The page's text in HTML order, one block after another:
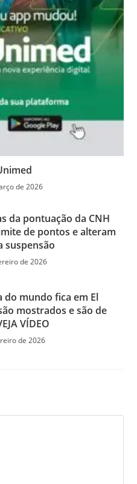
de 2026
da pontuação da CNH
de pontos e alteram
suspensão
de 2026
do mundo fica em El
mostrados e são de
VÍDEO
de 2026